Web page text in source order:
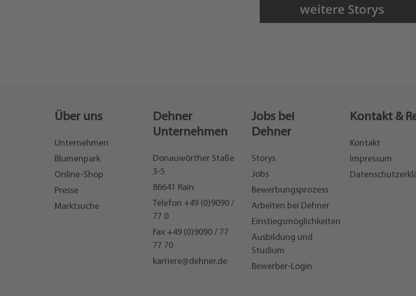
weitere Storys
Über uns
Unternehmen
Blumenpark
Online-Shop
Presse
Marktsuche
Dehner
Unternehmen
Donauwörther Staße
3-5
86641 Rain
Telefon +49 (0)9090 /
77 0
Fax +49 (0)9090 / 77
77 70
karriere@dehner.de
Jobs bei
Dehner
Storys
Jobs
Bewerbungsprozess
Arbeiten bei Dehner
Einstiegsmöglichkeiten
Ausbildung und
Studium
Bewerber-Login
Kontakt &
Kontakt
Impressum